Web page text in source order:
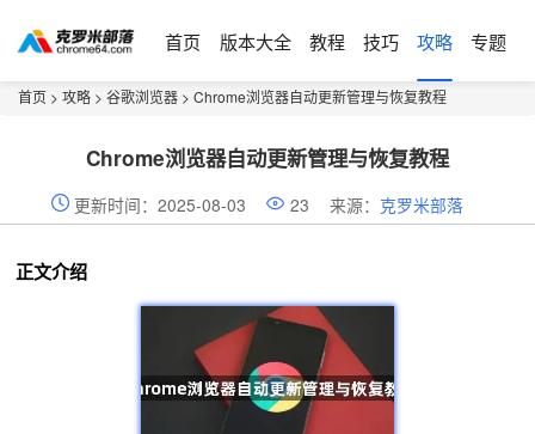
首页 版本大全 教程 技巧 攻略 专题
首页 > 攻略 > 谷歌浏览器 > Chrome浏览器自动更新管理与恢复教程
Chrome浏览器自动更新管理与恢复教程
更新时间：2025-08-03 23 来源： 克罗米部落
正文介绍